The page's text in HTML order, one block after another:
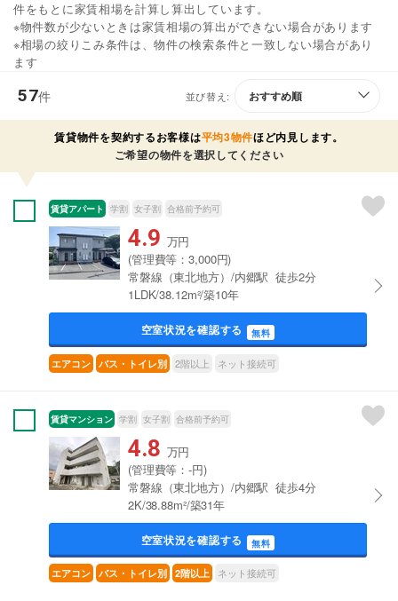
件をもとに家賃相場を計算し算出しています。
※物件数が少ないときは家賃相場の算出ができない場合があります
※相場の絞りこみ条件は、物件の検索条件と一致しない場合があり
ます
57件 並び替え:
賃貸物件を契約するお客様は平均3物件ほど内見します。
ご希望の物件を選択してください
賃貸アパート 学割 女子割 合格前予約可
4.9 万円
(管理費等：3,000円)
常磐線（東北地方）/内郷駅 徒歩2分
1LDK/38.12m²/築10年
空室状況を確認する 無料
エアコン バス・トイレ別 2階以上 ネット接続可
賃貸マンション 学割 女子割 合格前予約可
4.8 万円
(管理費等：-円)
常磐線（東北地方）/内郷駅 徒歩4分
2K/38.88m²/築31年
空室状況を確認する 無料
エアコン バス・トイレ別 2階以上 ネット接続可